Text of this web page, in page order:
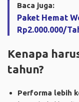
Baca juga:
Paket Hemat
Rp2.000.000/
Kenapa
tahun?
Performa lebih